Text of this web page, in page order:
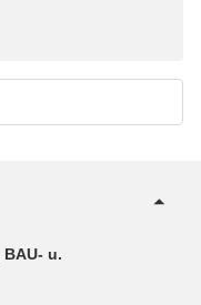
BAU- u.